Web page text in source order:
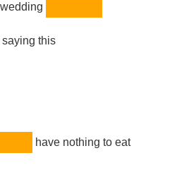
this
have nothing to eat